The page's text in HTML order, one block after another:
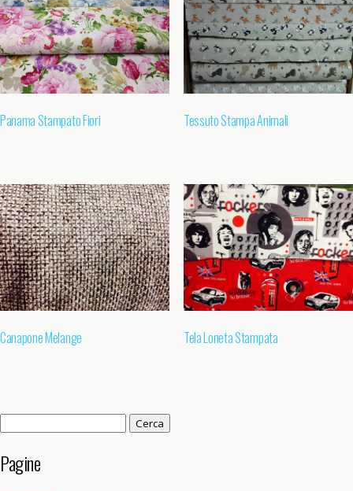
Panama Stampato Fiori Tessuto Stampa Animali
Canapone Melange Tela Loneta Stampata
Pagine